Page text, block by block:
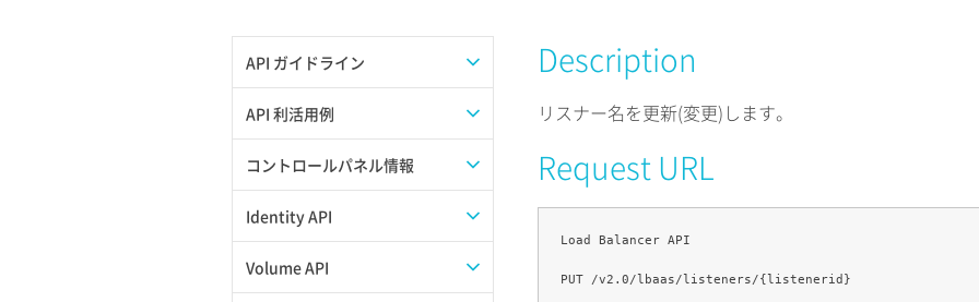
API ガイドライン
APIのご利用について
API 利活用例
APIでAPIサブユーザーを作成する
APIでVPSにISOイメージを挿入する
APIでVPSを作成する
コントロールパネル情報
APIユーザーを作成する
API情報を確認する
Identity API
Credential一覧取得
Volume API
Description
リスナー名を更新(変更)します。
Request URL
Load Balancer API